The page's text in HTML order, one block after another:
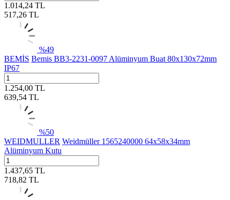
1.014,24 TL
517,26 TL
%49
BEMİS Bemis BB3-2231-0097 Alüminyum Buat 80x130x72mm
IP67
1.254,00 TL
639,54 TL
%50
WEIDMULLER Weidmüller 1565240000 64x58x34mm
Alüminyum Kutu
1.437,65 TL
718,82 TL